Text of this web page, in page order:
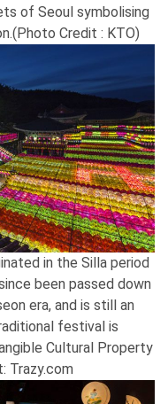
of Seoul symbolising
Credit : KTO)
in the Silla period
been passed down
era, and is still an
festival is
Cultural Property
Trazy.com